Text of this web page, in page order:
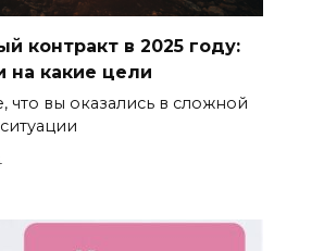
контракт в 2025 году:
на какие цели
что вы оказались в сложной